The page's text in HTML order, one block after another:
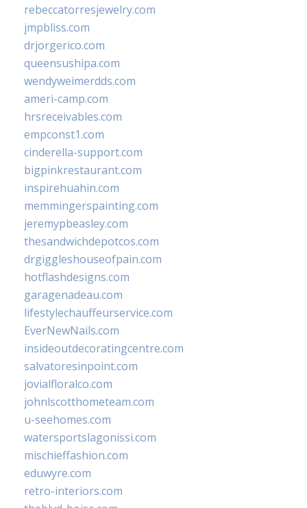
rebeccatorresjewelry.com
jmpbliss.com
drjorgerico.com
queensushipa.com
wendyweimerdds.com
ameri-camp.com
hrsreceivables.com
empconst1.com
cinderella-support.com
bigpinkrestaurant.com
inspirehuahin.com
memmingerspainting.com
jeremypbeasley.com
thesandwichdepotcos.com
drgiggleshouseofpain.com
hotflashdesigns.com
garagenadeau.com
lifestylechauffeurservice.com
EverNewNails.com
insideoutdecoratingcentre.com
salvatoresinpoint.com
jovialfloralco.com
johnlscotthometeam.com
u-seehomes.com
watersportslagonissi.com
mischieffashion.com
eduwyre.com
retro-interiors.com